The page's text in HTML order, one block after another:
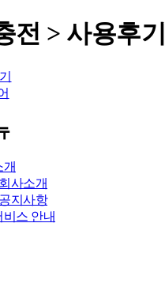
전 > 사용후기
개
회사소개
공지사항
비스 안내